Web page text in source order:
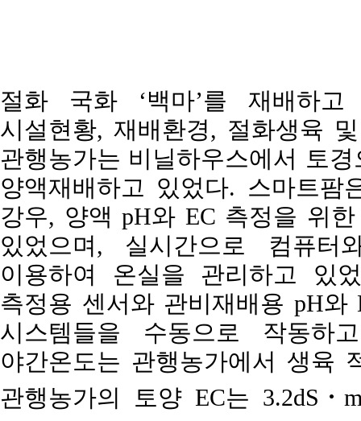
절화 국화 ‘백마’를 재배하
시설현황, 재배환경, 절화생육
관행농가는 비닐하우스에서 토
양액재배하고 있었다. 스마트
강우, 양액 pH와 EC 측정을 위
있었으며, 실시간으로 컴퓨
이용하여 온실을 관리하고 있
측정용 센서와 관비재배용 pH
시스템들을 수동으로 작동
야간온도는 관행농가에서 생육
관행농가의 토양 EC는 3.2dS･